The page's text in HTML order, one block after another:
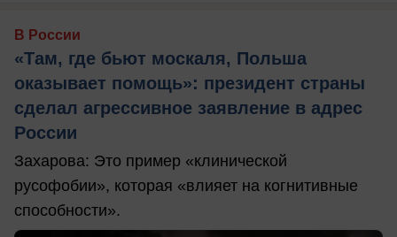
В России
«Там, где бьют москаля, Польша
оказывает помощь»: президент страны
сделал агрессивное заявление в адрес
России
Захарова: Это пример «клинической
русофобии», которая «влияет на когнитивные
способности».